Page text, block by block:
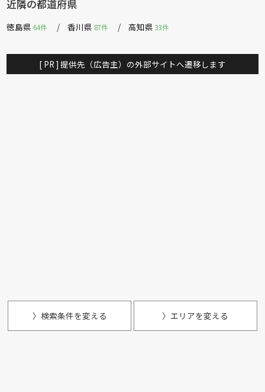
近隣の都道府県
徳島県 64件 香川県 87件 高知県33件
[ PR ] 提供先（広告主）の外部サイトへ遷移します
〉検索条件を変える 〉エリアを変える